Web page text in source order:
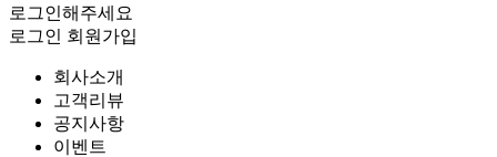
로그인해주세요
로그인 회원가입
회사소개
고객리뷰
공지사항
이벤트